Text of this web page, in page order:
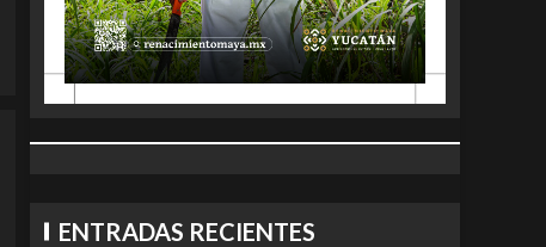
ENTRADAS RECIENTES